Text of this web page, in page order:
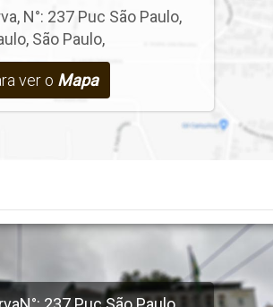
, N°: 237Puc São Paulo,
, São Paulo,
ver o Mapa